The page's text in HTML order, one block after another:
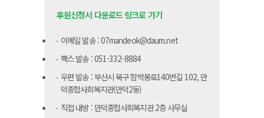
후원신청서 다운로드 링크로 가기
이메일 발송 : 07mandeok@daum.net
팩스 발송 : 051-332-8884
우편 발송 : 부산시 북구 함박봉로140번길 102, 만
덕종합사회복지관(만덕2동)
직접 내방 : 만덕종합사회복지관 2층 사무실